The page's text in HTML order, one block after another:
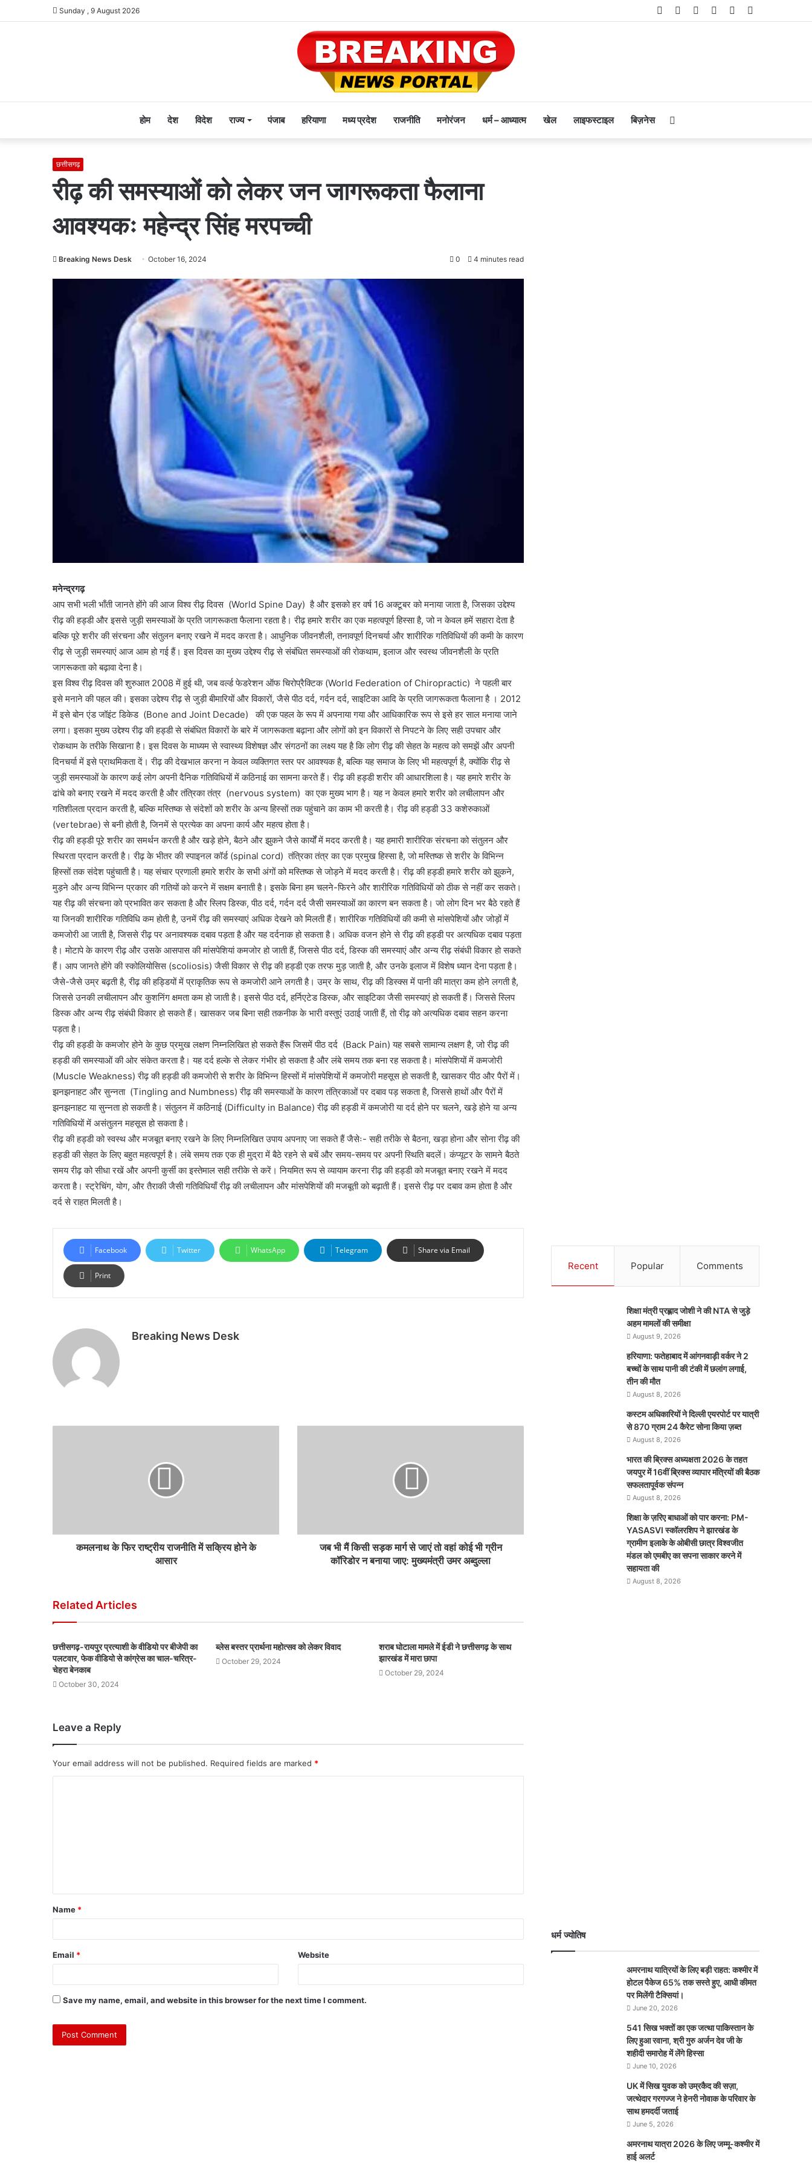
Sunday , 9 August 2026 Telegram
Instagram
YouTube
Twitter
Facebook
होम देश विदेश राज्य पंजाब हरियाणा मध्य प्रदेश राजनीति मनोरंजन धर्म – आध्यात्म खेल लाइफस्टाइल बिज़नेस
छत्तीसगढ़
रीढ़ की समस्याओं को लेकर जन जागरूकता फैलाना
आवश्यकः महेन्द्र सिंह मरपच्ची
Breaking News Desk October 16, 2024 0 4 minutes read
मनेन्द्रगढ़
आप सभी भली भाँती जानते होंगे की आज विश्व रीढ़ दिवस (World Spine Day) है और इसको हर वर्ष 16 अक्टूबर को मनाया जाता है, जिसका उद्देश्य
रीढ़ की हड्डी और इससे जुड़ी समस्याओं के प्रति जागरूकता फैलाना रहता है। रीढ़ हमारे शरीर का एक महत्वपूर्ण हिस्सा है, जो न केवल हमें सहारा देता है
बल्कि पूरे शरीर की संरचना और संतुलन बनाए रखने में मदद करता है। आधुनिक जीवनशैली, तनावपूर्ण दिनचर्या और शारीरिक गतिविधियों की कमी के कारण
रीढ़ से जुड़ी समस्याएं आज आम हो गई हैं। इस दिवस का मुख्य उद्देश्य रीढ़ से संबंधित समस्याओं की रोकथाम, इलाज और स्वस्थ जीवनशैली के प्रति
जागरूकता को बढ़ावा देना है।
इस विश्व रीढ़ दिवस की शुरुआत 2008 में हुई थी, जब वर्ल्ड फेडरेशन ऑफ चिरोप्रैक्टिक (World Federation of Chiropractic) ने पहली बार
इसे मनाने की पहल की। इसका उद्देश्य रीढ़ से जुड़ी बीमारियों और विकारों, जैसे पीठ दर्द, गर्दन दर्द, साइटिका आदि के प्रति जागरूकता फैलाना है । 2012
में इसे बोन एंड जॉइंट डिकेड (Bone and Joint Decade) की एक पहल के रूप में अपनाया गया और आधिकारिक रूप से इसे हर साल मनाया जाने
लगा। इसका मुख्य उद्देश्य रीढ़ की हड्डी से संबंधित विकारों के बारे में जागरूकता बढ़ाना और लोगों को इन विकारों से निपटने के लिए सही उपचार और
रोकथाम के तरीके सिखाना है। इस दिवस के माध्यम से स्वास्थ्य विशेषज्ञ और संगठनों का लक्ष्य यह है कि लोग रीढ़ की सेहत के महत्व को समझें और अपनी
दिनचर्या में इसे प्राथमिकता दें। रीढ़ की देखभाल करना न केवल व्यक्तिगत स्तर पर आवश्यक है, बल्कि यह समाज के लिए भी महत्वपूर्ण है, क्योंकि रीढ़ से
जुड़ी समस्याओं के कारण कई लोग अपनी दैनिक गतिविधियों में कठिनाई का सामना करते हैं। रीढ़ की हड्डी शरीर की आधारशिला है। यह हमारे शरीर के
ढांचे को बनाए रखने में मदद करती है और तंत्रिका तंत्र (nervous system) का एक मुख्य भाग है। यह न केवल हमारे शरीर को लचीलापन और
गतिशीलता प्रदान करती है, बल्कि मस्तिष्क से संदेशों को शरीर के अन्य हिस्सों तक पहुंचाने का काम भी करती है। रीढ़ की हड्डी 33 कशेरुकाओं
(vertebrae) से बनी होती है, जिनमें से प्रत्येक का अपना कार्य और महत्व होता है।
रीढ़ की हड्डी पूरे शरीर का समर्थन करती है और खड़े होने, बैठने और झुकने जैसे कार्यों में मदद करती है। यह हमारी शारीरिक संरचना को संतुलन और
स्थिरता प्रदान करती है। रीढ़ के भीतर की स्पाइनल कॉर्ड (spinal cord) तंत्रिका तंत्र का एक प्रमुख हिस्सा है, जो मस्तिष्क से शरीर के विभिन्न
हिस्सों तक संदेश पहुंचाती है। यह संचार प्रणाली हमारे शरीर के सभी अंगों को मस्तिष्क से जोड़ने में मदद करती है। रीढ़ की हड्डी हमारे शरीर को झुकने,
मुड़ने और अन्य विभिन्न प्रकार की गतियों को करने में सक्षम बनाती है। इसके बिना हम चलने-फिरने और शारीरिक गतिविधियों को ठीक से नहीं कर सकते।
यह रीढ़ की संरचना को प्रभावित कर सकता है और स्लिप डिस्क, पीठ दर्द, गर्दन दर्द जैसी समस्याओं का कारण बन सकता है। जो लोग दिन भर बैठे रहते हैं
या जिनकी शारीरिक गतिविधि कम होती है, उनमें रीढ़ की समस्याएं अधिक देखने को मिलती हैं। शारीरिक गतिविधियों की कमी से मांसपेशियों और जोड़ों में
कमजोरी आ जाती है, जिससे रीढ़ पर अनावश्यक दबाव पड़ता है और यह दर्दनाक हो सकता है। अधिक वजन होने से रीढ़ की हड्डी पर अत्यधिक दबाव पड़ता
है। मोटापे के कारण रीढ़ और उसके आसपास की मांसपेशियां कमजोर हो जाती हैं, जिससे पीठ दर्द, डिस्क की समस्याएं और अन्य रीढ़ संबंधी विकार हो सकते
हैं। आप जानते होंगे की स्कोलियोसिस (scoliosis) जैसी विकार से रीढ़ की हड्डी एक तरफ मुड़ जाती है, और उनके इलाज में विशेष ध्यान देना पड़ता है।
जैसे-जैसे उम्र बढ़ती है, रीढ़ की हड्डियों में प्राकृतिक रूप से कमजोरी आने लगती है। उम्र के साथ, रीढ़ की डिस्क्स में पानी की मात्रा कम होने लगती है,
जिससे उनकी लचीलापन और कुशनिंग क्षमता कम हो जाती है। इससे पीठ दर्द, हर्निएटेड डिस्क, और साइटिका जैसी समस्याएं हो सकती हैं। जिससे स्लिप
डिस्क और अन्य रीढ़ संबंधी विकार हो सकते हैं। खासकर जब बिना सही तकनीक के भारी वस्तुएं उठाई जाती हैं, तो रीढ़ को अत्यधिक दबाव सहन करना
पड़ता है।
रीढ़ की हड्डी के कमजोर होने के कुछ प्रमुख लक्षण निम्नलिखित हो सकते हैंरू जिसमें पीठ दर्द (Back Pain) यह सबसे सामान्य लक्षण है, जो रीढ़ की
हड्डी की समस्याओं की ओर संकेत करता है। यह दर्द हल्के से लेकर गंभीर हो सकता है और लंबे समय तक बना रह सकता है। मांसपेशियों में कमजोरी
(Muscle Weakness) रीढ़ की हड्डी की कमजोरी से शरीर के विभिन्न हिस्सों में मांसपेशियों में कमजोरी महसूस हो सकती है, खासकर पीठ और पैरों में।
झनझनाहट और सुन्नता (Tingling and Numbness) रीढ़ की समस्याओं के कारण तंत्रिकाओं पर दबाव पड़ सकता है, जिससे हाथों और पैरों में
झनझनाहट या सुन्नता हो सकती है। संतुलन में कठिनाई (Difficulty in Balance) रीढ़ की हड्डी में कमजोरी या दर्द होने पर चलने, खड़े होने या अन्य
गतिविधियों में असंतुलन महसूस हो सकता है।
रीढ़ की हड्डी को स्वस्थ और मजबूत बनाए रखने के लिए निम्नलिखित उपाय अपनाए जा सकते हैं जैसेः- सही तरीके से बैठना, खड़ा होना और सोना रीढ़ की
हड्डी की सेहत के लिए बहुत महत्वपूर्ण है। लंबे समय तक एक ही मुद्रा में बैठे रहने से बचें और समय-समय पर अपनी स्थिति बदलें। कंप्यूटर के सामने बैठते
समय रीढ़ को सीधा रखें और अपनी कुर्सी का इस्तेमाल सही तरीके से करें। नियमित रूप से व्यायाम करना रीढ़ की हड्डी को मजबूत बनाए रखने में मदद
करता है। स्ट्रेचिंग, योग, और तैराकी जैसी गतिविधियाँ रीढ़ की लचीलापन और मांसपेशियों की मजबूती को बढ़ाती हैं। इससे रीढ़ पर दबाव कम होता है और
दर्द से राहत मिलती है।
Facebook Twitter WhatsApp Telegram Share via Email
Print
Breaking News Desk
कमलनाथ के फिर राष्ट्रीय राजनीति में सक्रिय होने के
आसार
जब भी मैं किसी सड़क मार्ग से जाएं तो वहां कोई भी ग्रीन
कॉरिडोर न बनाया जाए: मुख्यमंत्री उमर अब्दुल्ला
Related Articles
छत्तीसगढ़-रायपुर प्रत्याशी के वीडियो पर बीजेपी का
पलटवार, फेक वीडियो से कांग्रेस का चाल-चरित्र-
चेहरा बेनकाब
October 30, 2024
ब्लेस बस्तर प्रार्थना महोत्सव को लेकर विवाद
October 29, 2024
शराब घोटाला मामले में ईडी ने छत्तीसगढ़ के साथ
झारखंड में मारा छापा
October 29, 2024
Leave a Reply
Your email address will not be published. Required fields are marked *
Name *
Email * Website
Save my name, email, and website in this browser for the next time I comment.
Recent Popular Comments
शिक्षा मंत्री प्रह्लाद जोशी ने की NTA से जुड़े
अहम मामलों की समीक्षा
August 9, 2026
हरियाणा: फतेहाबाद में आंगनवाड़ी वर्कर ने 2
बच्चों के साथ पानी की टंकी में छलांग लगाई,
तीन की मौत
August 8, 2026
कस्टम अधिकारियों ने दिल्ली एयरपोर्ट पर यात्री
से 870 ग्राम 24 कैरेट सोना किया ज़ब्त
August 8, 2026
भारत की ब्रिक्‍स अध्यक्षता 2026 के तहत
जयपुर में 16वीं ब्रिक्‍स व्यापार मंत्रियों की बैठक
सफलतापूर्वक संपन्न
August 8, 2026
शिक्षा के ज़रिए बाधाओं को पार करना: PM-
YASASVI स्कॉलरशिप ने झारखंड के
ग्रामीण इलाके के ओबीसी छात्र विश्वजीत
मंडल को एमबीए का सपना साकार करने में
सहायता की
August 8, 2026
धर्म ज्योतिष
अमरनाथ यात्रियों के लिए बड़ी राहत: कश्मीर में
होटल पैकेज 65% तक सस्ते हुए, आधी कीमत
पर मिलेंगी टैक्सियां।
June 20, 2026
541 सिख भक्तों का एक जत्था पाकिस्तान के
लिए हुआ रवाना, श्री गुरु अर्जन देव जी के
शहीदी समारोह में लेंगे हिस्सा
June 10, 2026
UK में सिख युवक को उम्रकैद की सज़ा,
जत्थेदार गरगज्ज ने हेनरी नोवाक के परिवार के
साथ हमदर्दी जताई
June 5, 2026
अमरनाथ यात्रा 2026 के लिए जम्मू-कश्मीर में
हाई अलर्ट